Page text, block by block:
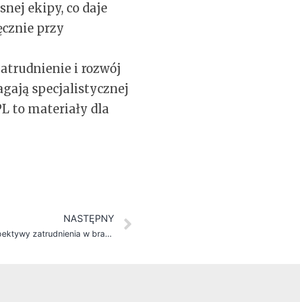
ekipy, co daje
przy
i rozwój
specjalistycznej
to materiały dla
NASTĘPNY
Praca w logistyce – perspektywy zatrudnienia w branży magazynowej